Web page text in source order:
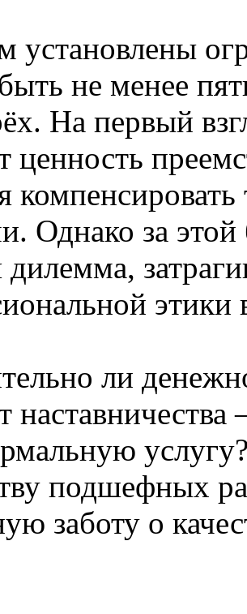
установлены
не менее
На первый
ценность
компенсировать
Однако за этой
дилемма,
этики
ли
подшефных
заботу о